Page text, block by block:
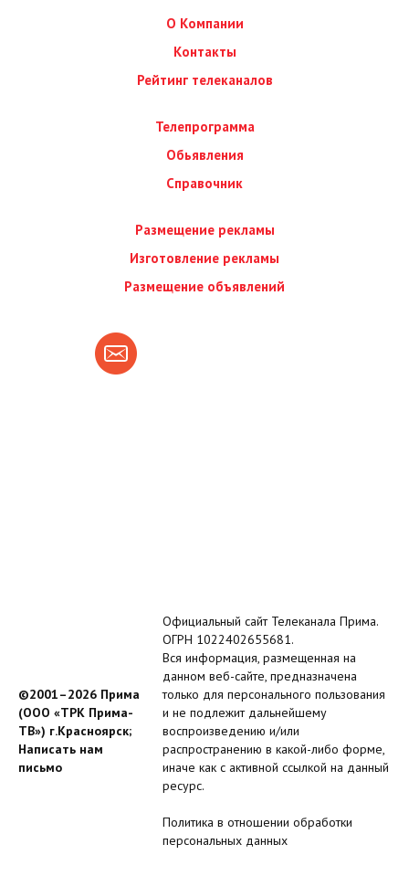
О Компании
Контакты
Рейтинг телеканалов
Телепрограмма
Обьявления
Справочник
Размещение рекламы
Изготовление рекламы
Размещение объявлений
©2001–2026 Прима
(ООО «ТРК Прима-
ТВ») г.Красноярск;
Написать нам
письмо
Официальный сайт Телеканала Прима.
ОГРН 1022402655681.
Вся информация, размещенная на
данном веб-сайте, предназначена
только для персонального пользования
и не подлежит дальнейшему
воспроизведению и/или
распространению в какой-либо форме,
иначе как с активной ссылкой на данный
ресурс.
Политика в отношении обработки
персональных данных